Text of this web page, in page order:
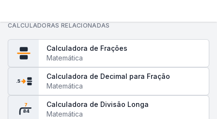
CALCULADORAS RELACIONADAS
Calculadora de Frações
Matemática
.5
Calculadora de Decimal para Fração
Matemática
84
7
Calculadora de Divisão Longa
Matemática